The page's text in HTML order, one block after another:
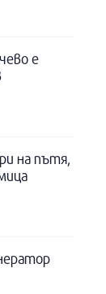
е
на пътя,